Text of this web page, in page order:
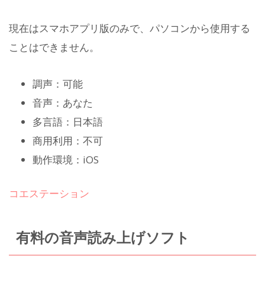
現在はスマホアプリ版のみで、パソコンから使用する
ことはできません。
調声：可能
音声：あなた
多言語：日本語
商用利用：不可
動作環境：iOS
コエステーション
有料の音声読み上げソフト